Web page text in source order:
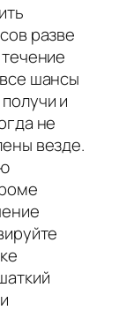
разве
шансы
и
не
везде.